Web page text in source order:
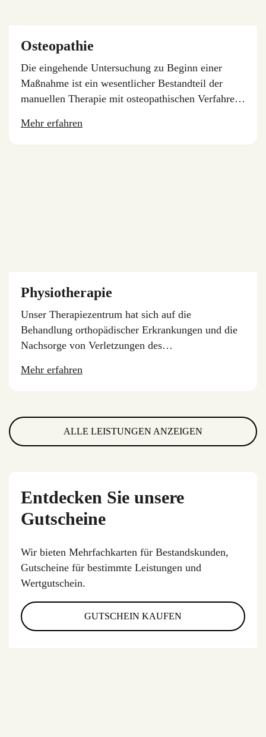
Osteopathie
Die eingehende Untersuchung zu Beginn einer
Maßnahme ist ein wesentlicher Bestandteil der
manuellen Therapie mit osteopathischen Verfahren
Mehr erfahren
Physiotherapie
Unser Therapiezentrum hat sich auf die
Behandlung orthopädischer Erkrankungen und die
Nachsorge von Verletzungen des
Mehr erfahren
ALLE LEISTUNGEN ANZEIGEN
Entdecken Sie unsere
Gutscheine
Wir bieten Mehrfachkarten für Bestandskunden,
Gutscheine für bestimmte Leistungen und
Wertgutschein.
GUTSCHEIN KAUFEN